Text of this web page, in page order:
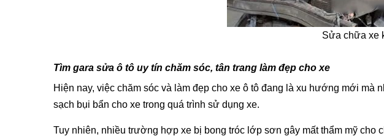
Sửa chữa xe
Tìm gara sửa ô tô uy tín chăm sóc, tân trang làm đẹp cho xe
Hiện nay, việc chăm sóc và làm đẹp cho xe ô tô đang là xu hướng mới
sạch bụi bẩn cho xe trong quá trình sử dụng xe.
Tuy nhiên, nhiều trường hợp xe bị bong tróc lớp sơn gây mất thẩm mỹ cho